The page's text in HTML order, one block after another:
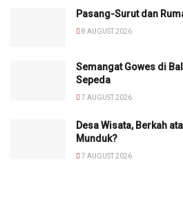
Pasang-Surut dan
8 AUGUST 2026
Semangat Gowes di
Sepeda
7 AUGUST 2026
Desa Wisata, Berkah
Munduk?
7 AUGUST 2026